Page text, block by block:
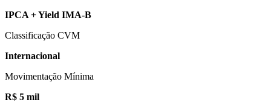
IPCA + Yield IMA-B
Classificação CVM
Internacional
Movimentação Mínima
R$ 5 mil